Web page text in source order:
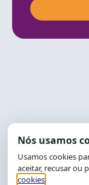
Tel.: (71)